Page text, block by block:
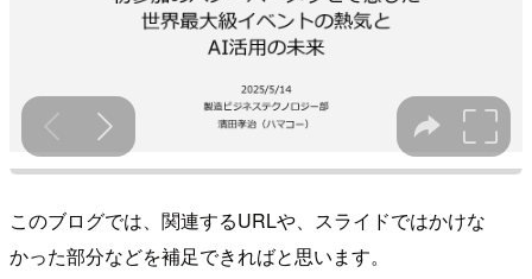
このブログでは、関連するURLや、スライドではかけな
かった部分などを補足できればと思います。